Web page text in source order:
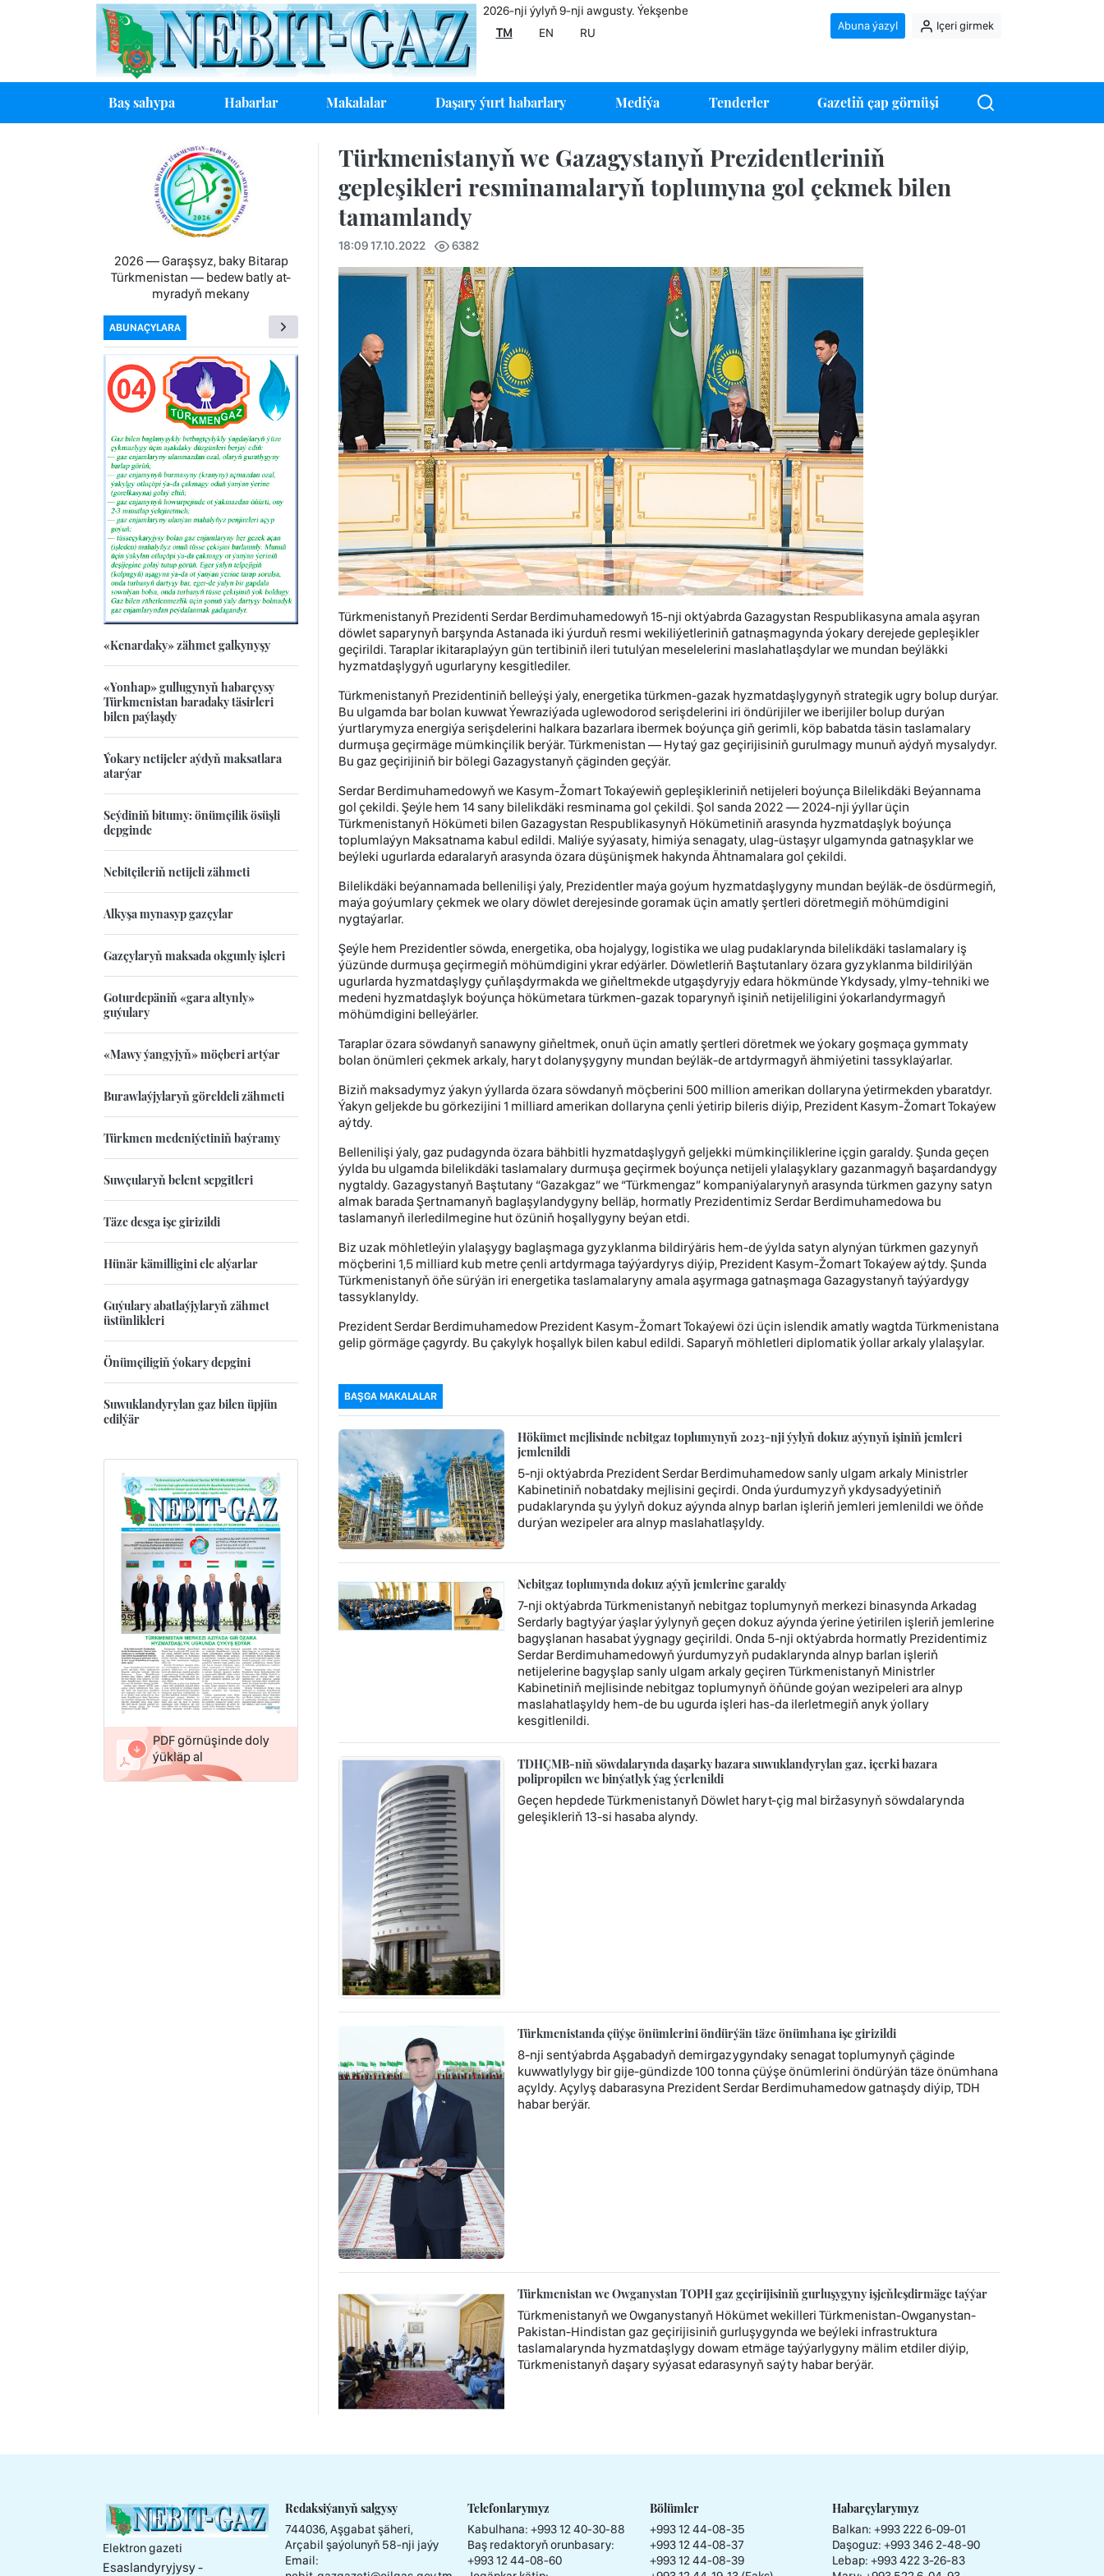
2026-nji ýylyň 9-nji awgusty. Ýekşenbe
TM
EN RU
Abuna ýazyl Içeri girmek
Baş sahypa Habarlar Makalalar Daşary ýurt habarlary Mediýa Tenderler Gazetiň çap görnüşi
Türkmenistanyň we Gazagystanyň Prezidentleriniň
gepleşikleri resminamalaryň toplumyna gol çekmek bilen
tamamlandy
18:09 17.10.2022 6382
Türkmenistanyň Prezidenti Serdar Berdimuhamedowyň 15-nji oktýabrda Gazagystan Respublikasyna amala aşyran
döwlet saparynyň barşynda Astanada iki ýurduň resmi wekiliýetleriniň gatnaşmagynda ýokary derejede gepleşikler
geçirildi. Taraplar ikitaraplaýyn gün tertibiniň ileri tutulýan meselelerini maslahatlaşdylar we mundan beýläkki
hyzmatdaşlygyň ugurlaryny kesgitlediler.
Türkmenistanyň Prezidentiniň belleýşi ýaly, energetika türkmen-gazak hyzmatdaşlygynyň strategik ugry bolup durýar.
Bu ulgamda bar bolan kuwwat Ýewraziýada uglewodorod serişdelerini iri öndürijiler we iberijiler bolup durýan
ýurtlarymyza energiýa serişdelerini halkara bazarlara ibermek boýunça giň gerimli, köp babatda täsin taslamalary
durmuşa geçirmäge mümkinçilik berýär. Türkmenistan — Hytaý gaz geçirijisiniň gurulmagy munuň aýdyň mysalydyr.
Bu gaz geçirijiniň bir bölegi Gazagystanyň çäginden geçýär.
Serdar Berdimuhamedowyň we Kasym-Žomart Tokaýewiň gepleşikleriniň netijeleri boýunça Bilelikdäki Beýannama
gol çekildi. Şeýle hem 14 sany bilelikdäki resminama gol çekildi. Şol sanda 2022 — 2024-nji ýyllar üçin
Türkmenistanyň Hökümeti bilen Gazagystan Respublikasynyň Hökümetiniň arasynda hyzmatdaşlyk boýunça
toplumlaýyn Maksatnama kabul edildi. Maliýe syýasaty, himiýa senagaty, ulag-üstaşyr ulgamynda gatnaşyklar we
beýleki ugurlarda edaralaryň arasynda özara düşünişmek hakynda Ähtnamalara gol çekildi.
Bilelikdäki beýannamada bellenilişi ýaly, Prezidentler maýa goýum hyzmatdaşlygyny mundan beýläk-de ösdürmegiň,
maýa goýumlary çekmek we olary döwlet derejesinde goramak üçin amatly şertleri döretmegiň möhümdigini
nygtaýarlar.
Şeýle hem Prezidentler söwda, energetika, oba hojalygy, logistika we ulag pudaklarynda bilelikdäki taslamalary iş
ýüzünde durmuşa geçirmegiň möhümdigini ykrar edýärler. Döwletleriň Baştutanlary özara gyzyklanma bildirilýän
ugurlarda hyzmatdaşlygy çuňlaşdyrmakda we giňeltmekde utgaşdyryjy edara hökmünde Ykdysady, ylmy-tehniki we
medeni hyzmatdaşlyk boýunça hökümetara türkmen-gazak toparynyň işiniň netijeliligini ýokarlandyrmagyň
möhümdigini belleýärler.
Taraplar özara söwdanyň sanawyny giňeltmek, onuň üçin amatly şertleri döretmek we ýokary goşmaça gymmaty
bolan önümleri çekmek arkaly, haryt dolanyşygyny mundan beýläk-de artdyrmagyň ähmiýetini tassyklaýarlar.
Biziň maksadymyz ýakyn ýyllarda özara söwdanyň möçberini 500 million amerikan dollaryna ýetirmekden ybaratdyr.
Ýakyn geljekde bu görkezijini 1 milliard amerikan dollaryna çenli ýetirip bileris diýip, Prezident Kasym-Žomart Tokaýew
aýtdy.
Bellenilişi ýaly, gaz pudagynda özara bähbitli hyzmatdaşlygyň geljekki mümkinçiliklerine içgin garaldy. Şunda geçen
ýylda bu ulgamda bilelikdäki taslamalary durmuşa geçirmek boýunça netijeli ylalaşyklary gazanmagyň başardandygy
nygtaldy. Gazagystanyň Baştutany “Gazakgaz” we “Türkmengaz” kompaniýalarynyň arasynda türkmen gazyny satyn
almak barada Şertnamanyň baglaşylandygyny belläp, hormatly Prezidentimiz Serdar Berdimuhamedowa bu
taslamanyň ilerledilmegine hut özüniň hoşallygyny beýan etdi.
Biz uzak möhletleýin ylalaşygy baglaşmaga gyzyklanma bildirýäris hem-de ýylda satyn alynýan türkmen gazynyň
möçberini 1,5 milliard kub metre çenli artdyrmaga taýýardyrys diýip, Prezident Kasym-Žomart Tokaýew aýtdy. Şunda
Türkmenistanyň öňe sürýän iri energetika taslamalaryny amala aşyrmaga gatnaşmaga Gazagystanyň taýýardygy
tassyklanyldy.
Prezident Serdar Berdimuhamedow Prezident Kasym-Žomart Tokaýewi özi üçin islendik amatly wagtda Türkmenistana
gelip görmäge çagyrdy. Bu çakylyk hoşallyk bilen kabul edildi. Saparyň möhletleri diplomatik ýollar arkaly ylalaşylar.
BAŞGA MAKALALAR
Hökümet mejlisinde nebitgaz toplumynyň 2023-nji ýylyň dokuz aýynyň işiniň jemleri
jemlenildi
5-nji oktýabrda Prezident Serdar Berdimuhamedow sanly ulgam arkaly Ministrler
Kabinetiniň nobatdaky mejlisini geçirdi. Onda ýurdumyzyň ykdysadyýetiniň
pudaklarynda şu ýylyň dokuz aýynda alnyp barlan işleriň jemleri jemlenildi we öňde
durýan wezipeler ara alnyp maslahatlaşyldy.
Nebitgaz toplumynda dokuz aýyň jemlerine garaldy
7-nji oktýabrda Türkmenistanyň nebitgaz toplumynyň merkezi binasynda Arkadag
Serdarly bagtyýar ýaşlar ýylynyň geçen dokuz aýynda ýerine ýetirilen işleriň jemlerine
bagyşlanan hasabat ýygnagy geçirildi. Onda 5-nji oktýabrda hormatly Prezidentimiz
Serdar Berdimuhamedowyň ýurdumyzyň pudaklarynda alnyp barlan işleriň
netijelerine bagyşlap sanly ulgam arkaly geçiren Türkmenistanyň Ministrler
Kabinetiniň mejlisinde nebitgaz toplumynyň öňünde goýan wezipeleri ara alnyp
maslahatlaşyldy hem-de bu ugurda işleri has-da ilerletmegiň anyk ýollary
kesgitlenildi.
TDHÇMB-niň söwdalarynda daşarky bazara suwuklandyrylan gaz, içerki bazara
polipropilen we binýatlyk ýag ýerlenildi
Geçen hepdede Türkmenistanyň Döwlet haryt-çig mal biržasynyň söwdalarynda
geleşikleriň 13-si hasaba alyndy.
Türkmenistanda çüýşe önümlerini öndürýän täze önümhana işe girizildi
8-nji sentýabrda Aşgabadyň demirgazygyndaky senagat toplumynyň çäginde
kuwwatlylygy bir gije-gündizde 100 tonna çüýşe önümlerini öndürýän täze önümhana
açyldy. Açylyş dabarasyna Prezident Serdar Berdimuhamedow gatnaşdy diýip, TDH
habar berýär.
Türkmenistan we Owganystan TOPH gaz geçirijisiniň gurluşygyny işjeňleşdirmäge taýýar
Türkmenistanyň we Owganystanyň Hökümet wekilleri Türkmenistan-Owganystan-
Pakistan-Hindistan gaz geçirijisiniň gurluşygynda we beýleki infrastruktura
taslamalarynda hyzmatdaşlygy dowam etmäge taýýarlygyny mälim etdiler diýip,
Türkmenistanyň daşary syýasat edarasynyň saýty habar berýär.
2026 — Garaşsyz, baky Bitarap
Türkmenistan — bedew batly at-
myradyň mekany
ABUNAÇYLARA
«Kenardaky» zähmet galkynyşy
«Yonhap» gullugynyň habarçysy
Türkmenistan baradaky täsirleri
bilen paýlaşdy
Ýokary netijeler aýdyň maksatlara
atarýar
Seýdiniň bitumy: önümçilik ösüşli
depginde
Nebitçileriň netijeli zähmeti
Alkyşa mynasyp gazçylar
Gazçylaryň maksada okgunly işleri
Goturdepäniň «gara altynly»
guýulary
«Mawy ýangyjyň» möçberi artýar
Burawlaýjylaryň göreldeli zähmeti
Türkmen medeniýetiniň baýramy
Suwçularyň belent sepgitleri
Täze desga işe girizildi
Hünär kämilligini ele alýarlar
Guýulary abatlaýjylaryň zähmet
üstünlikleri
Önümçiligiň ýokary depgini
Suwuklandyrylan gaz bilen üpjün
edilýär
PDF görnüşinde doly
ýükläp al
Elektron gazeti
Esaslandyryjysy -
Redaksiýanyň salgysy
744036, Aşgabat şäheri,
Arçabil şaýolunyň 58-nji jaýy
Email:
Telefonlarymyz
Kabulhana: +993 12 40-30-88
Baş redaktoryň orunbasary:
+993 12 44-08-60
Bölümler
+993 12 44-08-35
+993 12 44-08-37
+993 12 44-08-39
Habarçylarymyz
Balkan: +993 222 6-09-01
Daşoguz: +993 346 2-48-90
Lebap: +993 422 3-26-83